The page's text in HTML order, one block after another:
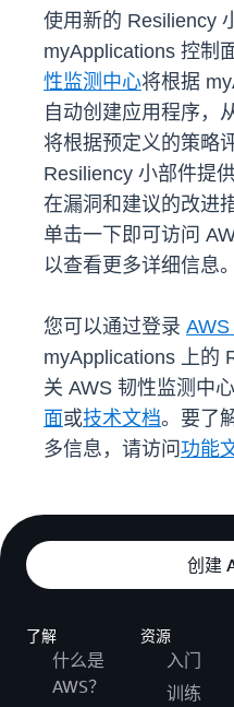
使用新的 Resiliency
myApplications 控制
性监测中心将根据
自动创建应用程序，
将根据预定义的策略
Resiliency 小部件提
在漏洞和建议的改进
单击一下即可访问
以查看更多详细信息。
您可以通过登录
myApplications 上的
关 AWS 韧性监测中
面或技术文档。要了
多信息，请访问 功能
创建
了解
什么是
AWS？
资源
入门
训练